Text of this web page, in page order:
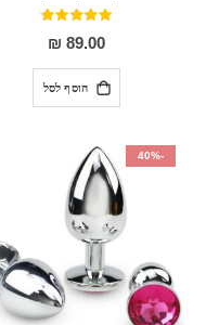
דירוג:
95%
89.00 ₪
הוסף לסל
-40%